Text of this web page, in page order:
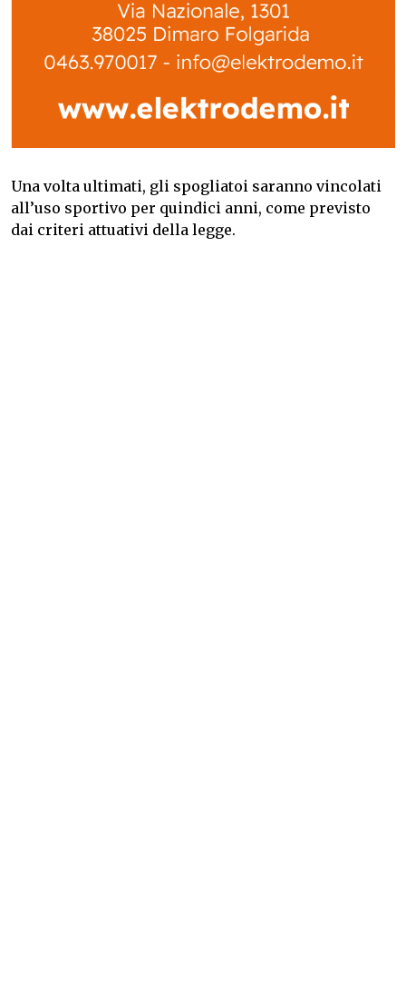
Una volta ultimati, gli spogliatoi saranno vincolati
all’uso sportivo per quindici anni, come previsto
dai criteri attuativi della legge.